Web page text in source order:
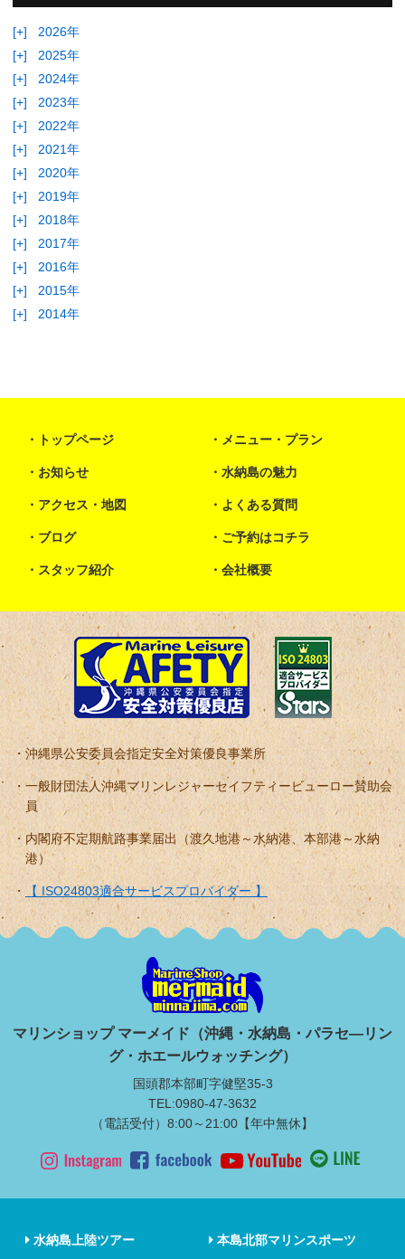
[+]
2026年
[+]
2025年
[+]
2024年
[+]
2023年
[+]
2022年
[+]
2021年
[+]
2020年
[+]
2019年
[+]
2018年
[+]
2017年
[+]
2016年
[+]
2015年
[+]
2014年
トップページ メニュー・プラン
お知らせ 水納島の魅力
アクセス・地図 よくある質問
ブログ ご予約はコチラ
スタッフ紹介 会社概要
沖縄県公安委員会指定安全対策優良事業所
一般財団法人沖縄マリンレジャーセイフティービューロー賛助会
員
内閣府不定期航路事業届出（渡久地港～水納港、本部港～水納
港）
【 ISO24803適合サービスプロバイダー 】
マリンショップ マーメイド（沖縄・水納島・パラセ―リン
グ・ホエールウォッチング）
国頭郡本部町字健堅35-3
TEL:0980-47-3632
（電話受付）8:00～21:00【年中無休】
水納島上陸ツアー 本島北部マリンスポーツ